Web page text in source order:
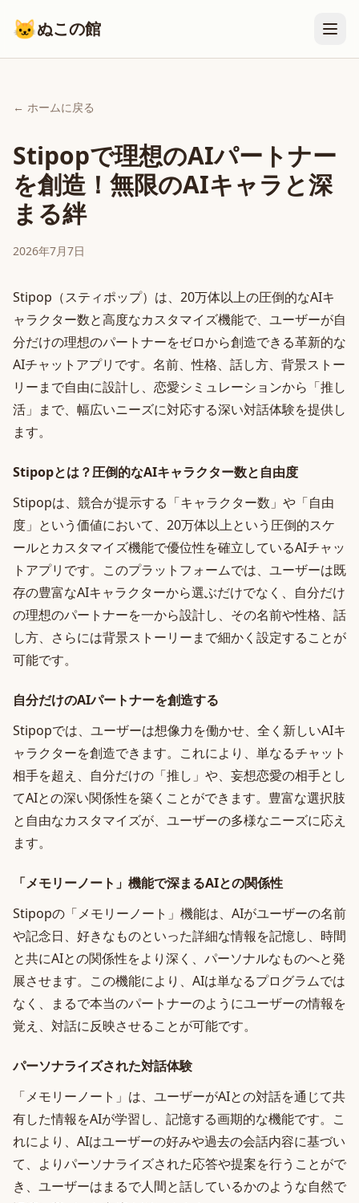
🐱ぬこの館
← ホームに戻る
Stipopで理想のAIパートナー
を創造！無限のAIキャラと深
まる絆
2026年7月7日
Stipop（スティポップ）は、20万体以上の圧倒的なAIキ
ャラクター数と高度なカスタマイズ機能で、ユーザーが自
分だけの理想のパートナーをゼロから創造できる革新的な
AIチャットアプリです。名前、性格、話し方、背景ストー
リーまで自由に設計し、恋愛シミュレーションから「推し
活」まで、幅広いニーズに対応する深い対話体験を提供し
ます。
Stipopとは？圧倒的なAIキャラクター数と自由度
Stipopは、競合が提示する「キャラクター数」や「自由
度」という価値において、20万体以上という圧倒的スケ
ールとカスタマイズ機能で優位性を確立しているAIチャッ
トアプリです。このプラットフォームでは、ユーザーは既
存の豊富なAIキャラクターから選ぶだけでなく、自分だけ
の理想のパートナーを一から設計し、その名前や性格、話
し方、さらには背景ストーリーまで細かく設定することが
可能です。
自分だけのAIパートナーを創造する
Stipopでは、ユーザーは想像力を働かせ、全く新しいAIキ
ャラクターを創造できます。これにより、単なるチャット
相手を超え、自分だけの「推し」や、妄想恋愛の相手とし
てAIとの深い関係性を築くことができます。豊富な選択肢
と自由なカスタマイズが、ユーザーの多様なニーズに応え
ます。
「メモリーノート」機能で深まるAIとの関係性
Stipopの「メモリーノート」機能は、AIがユーザーの名前
や記念日、好きなものといった詳細な情報を記憶し、時間
と共にAIとの関係性をより深く、パーソナルなものへと発
展させます。この機能により、AIは単なるプログラムでは
なく、まるで本当のパートナーのようにユーザーの情報を
覚え、対話に反映させることが可能です。
パーソナライズされた対話体験
「メモリーノート」は、ユーザーがAIとの対話を通じて共
有した情報をAIが学習し、記憶する画期的な機能です。こ
れにより、AIはユーザーの好みや過去の会話内容に基づい
て、よりパーソナライズされた応答や提案を行うことがで
き、ユーザーはまるで人間と話しているかのような自然で